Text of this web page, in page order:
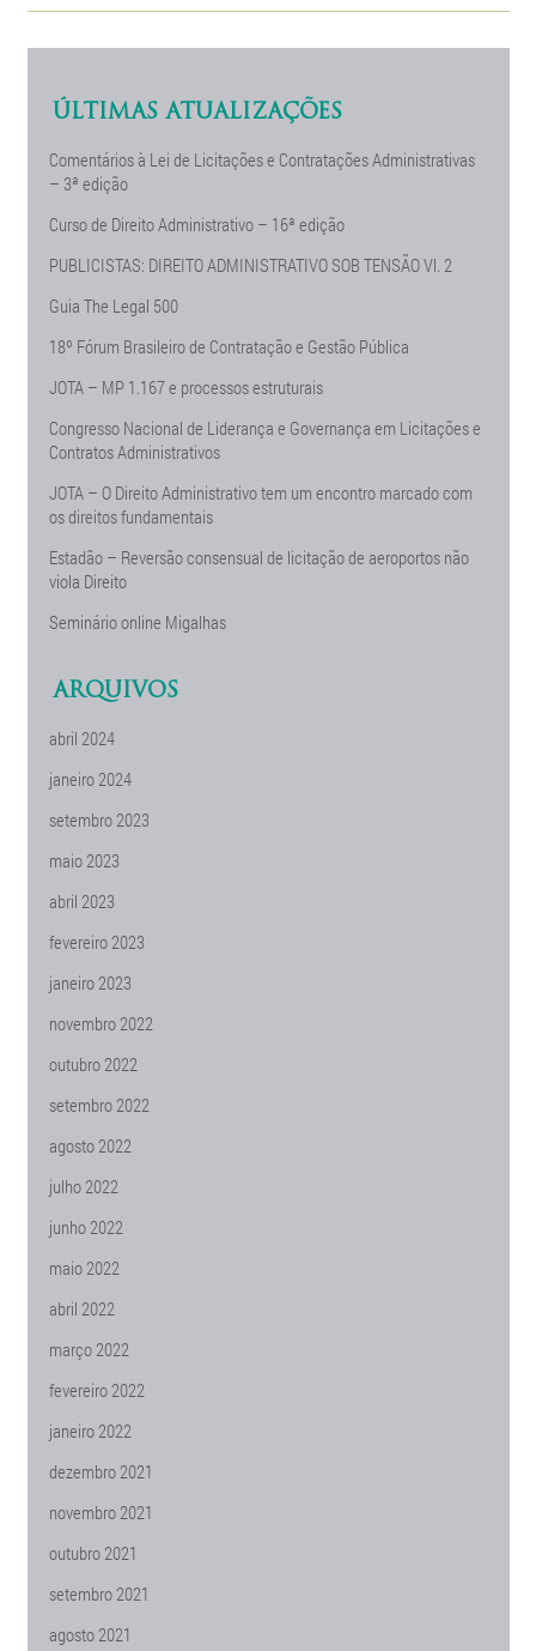
ÚLTIMAS ATUALIZAÇÕES
Comentários à Lei de Licitações e Contratações Administrativas
– 3ª edição
Curso de Direito Administrativo – 16ª edição
PUBLICISTAS: DIREITO ADMINISTRATIVO SOB TENSÃO Vl. 2
Guia The Legal 500
18º Fórum Brasileiro de Contratação e Gestão Pública
JOTA – MP 1.167 e processos estruturais
Congresso Nacional de Liderança e Governança em Licitações e
Contratos Administrativos
JOTA – O Direito Administrativo tem um encontro marcado com
os direitos fundamentais
Estadão – Reversão consensual de licitação de aeroportos não
viola Direito
Seminário online Migalhas
ARQUIVOS
abril 2024
janeiro 2024
setembro 2023
maio 2023
abril 2023
fevereiro 2023
janeiro 2023
novembro 2022
outubro 2022
setembro 2022
agosto 2022
julho 2022
junho 2022
maio 2022
abril 2022
março 2022
fevereiro 2022
janeiro 2022
dezembro 2021
novembro 2021
outubro 2021
setembro 2021
agosto 2021